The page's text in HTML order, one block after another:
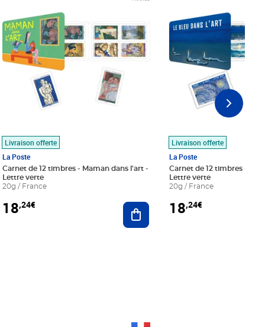
au panier
Livraison offerte
La Poste
Carnet de 12 timbres - Maman dans l'art -
Lettre verte
20g / France
18,24€ Ajouter au panier
Livraison offerte
La Poste
Carnet de 12 timbres - Le
Lettre verte
20g / France
18,24€